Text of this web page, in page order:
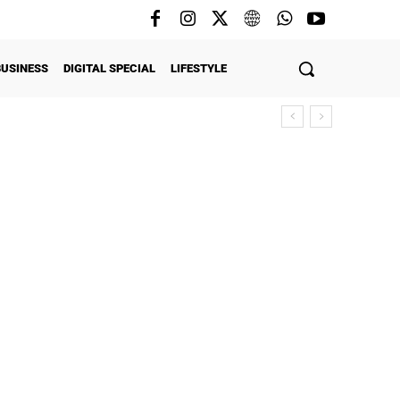
DIGITAL SPECIAL LIFESTYLE